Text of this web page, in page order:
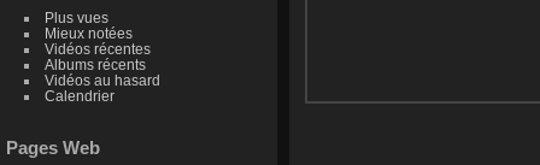
Plus vues
Mieux notées
Vidéos récentes
Albums récents
Vidéos au hasard
Calendrier
Pages Web